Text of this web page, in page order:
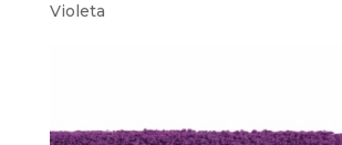
Violeta